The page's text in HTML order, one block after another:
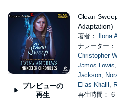
プレビューの
再生
Clean
Adaptation)
著者：
Ilona
ナレーター：
Christopher
James Lewis,
Jackson,
Elias Khalil ,
再生時間： 6